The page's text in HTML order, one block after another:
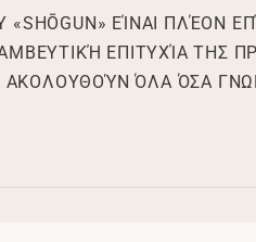
ΕΊΝΑΙ ΠΛΈΟΝ
ΕΠΙΤΥΧΊΑ ΤΗΣ
ΑΚΟΛΟΥΘΟΎΝ ΌΛΑ ΌΣΑ